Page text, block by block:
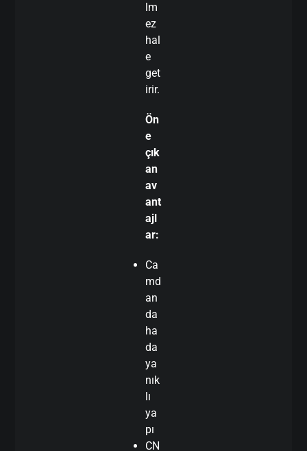
lm
ez
hal
e
get
irir.
Ön
e
çık
an
av
ant
ajl
ar:
Ca
md
an
da
ha
da
ya
nık
lı
ya
pı
CN